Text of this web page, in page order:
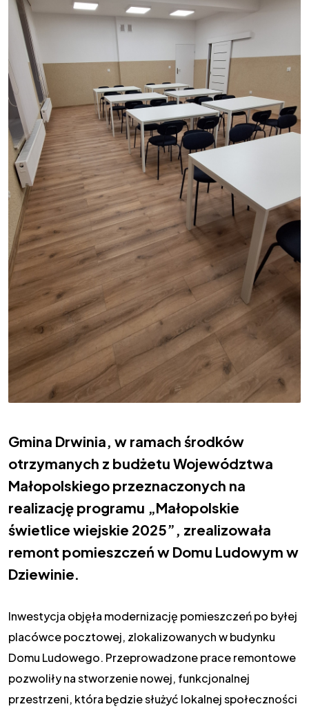
Gmina Drwinia, w ramach środków
otrzymanych z budżetu Województwa
Małopolskiego przeznaczonych na
realizację programu „Małopolskie
świetlice wiejskie 2025”, zrealizowała
remont pomieszczeń w Domu Ludowym w
Dziewinie.
Inwestycja objęła modernizację pomieszczeń po byłej
placówce pocztowej, zlokalizowanych w budynku
Domu Ludowego. Przeprowadzone prace remontowe
pozwoliły na stworzenie nowej, funkcjonalnej
przestrzeni, która będzie służyć lokalnej społeczności